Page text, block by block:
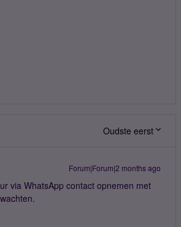
Oudste eerst
Forum|Forum|2 months ago
via WhatsApp contact opnemen met